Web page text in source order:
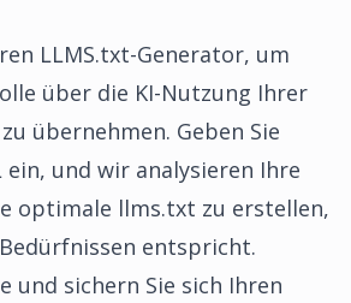
LLMS.txt-Generator, um
über die KI-Nutzung Ihrer
übernehmen. Geben Sie
ein, und wir analysieren Ihre
optimale llms.txt zu erstellen,
entspricht.
und sichern Sie sich Ihren